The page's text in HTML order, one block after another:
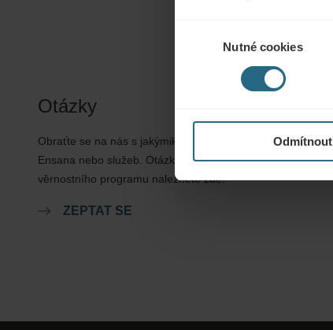
Nutné cookies
Odmítnout
Otázky
Obraťte se na nás s jakýmikoli dotazy ohledně našich hotelů
Ensana nebo služeb. Otázky a odpovědi týkající se našeho
věrnostního programu naleznete zde.
ZEPTAT SE